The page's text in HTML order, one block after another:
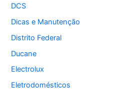
DCS
Dicas e Manutenção
Distrito Federal
Ducane
Electrolux
Eletrodomésticos